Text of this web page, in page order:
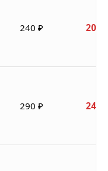
240 ₽ 204
290 ₽ 247